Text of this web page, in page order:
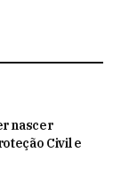
nascer
Civil e